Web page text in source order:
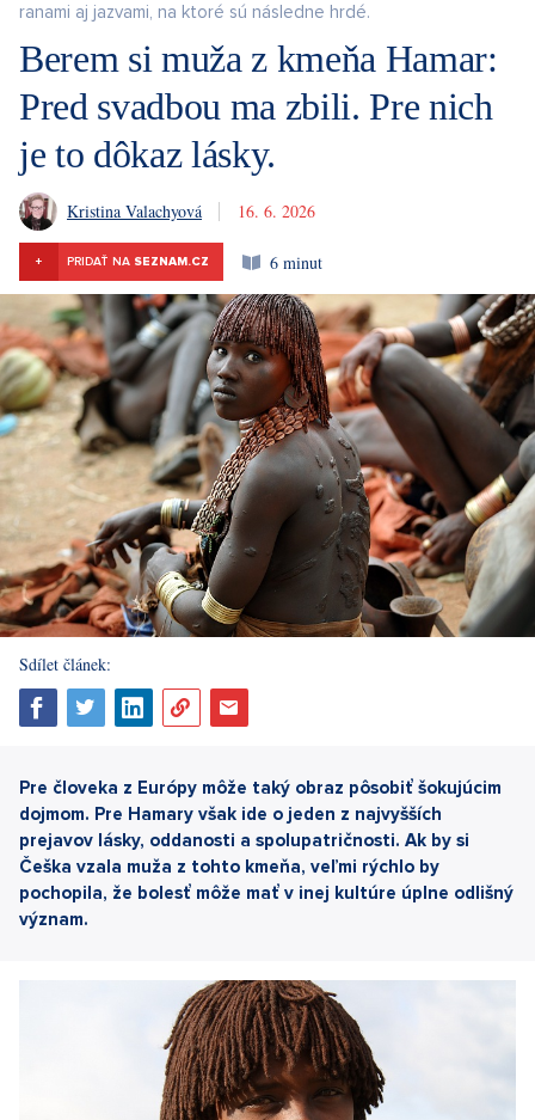
ranami aj jazvami, na ktoré sú následne hrdé.
Berem si muža z kmeňa Hamar:
Pred svadbou ma zbili. Pre nich
je to dôkaz lásky.
Kristina Valachyová 16. 6. 2026
+ PRIDAŤ NA SEZNAM.CZ 6 minut
Sdílet článek:
Pre človeka z Európy môže taký obraz pôsobiť šokujúcim
dojmom. Pre Hamary však ide o jeden z najvyšších
prejavov lásky, oddanosti a spolupatričnosti. Ak by si
Češka vzala muža z tohto kmeňa, veľmi rýchlo by
pochopila, že bolesť môže mať v inej kultúre úplne odlišný
význam.